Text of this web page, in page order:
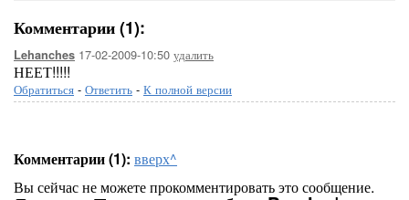
Комментарии (1):
Lehanches 17-02-2009-10:50 удалить
НЕЕТ!!!!!
Обратиться - Ответить - К полной версии
Комментарии (1): вверх^
Вы сейчас не можете прокомментировать это сообщение.